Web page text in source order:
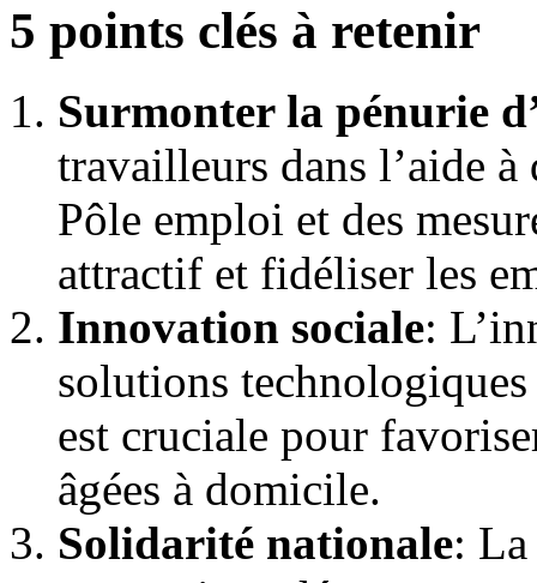
5 points clés à retenir
Surmonter la pénurie
travailleurs dans l’aide
Pôle emploi et des
attractif et fidéliser les
Innovation sociale:
solutions
est cruciale pour
âgées à domicile.
Solidarité nationale: